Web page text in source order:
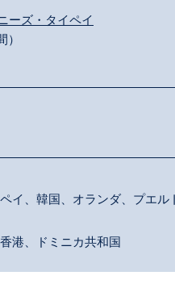
ーズ・タイペイ
イ、韓国、オランダ、プエル
港、ドミニカ共和国